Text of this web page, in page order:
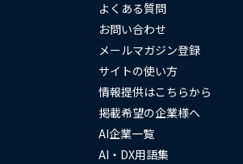
よくある質問
お問い合わせ
メールマガジン登録
サイトの使い方
情報提供はこちらから
掲載希望の企業様へ
AI企業一覧
AI・DX用語集